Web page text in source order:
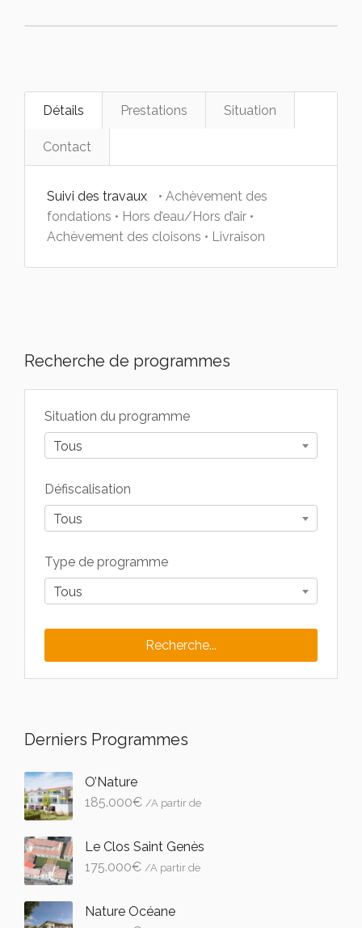
Détails Prestations Situation
Contact
Suivi des travaux
• Achèvement des
fondations • Hors d’eau/Hors d’air •
Achèvement des cloisons • Livraison
Recherche de programmes
Situation du programme
Tous
Défiscalisation
Tous
Type de programme
Tous
Derniers Programmes
O’Nature
185.000€ /A partir de
Le Clos Saint Genès
175.000€ /A partir de
Nature Océane